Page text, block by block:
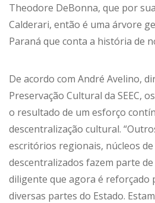
Theodore DeBonna, que por
Calderari, então é uma árvore
Paraná que conta a história de
De acordo com André Avelino,
Preservação Cultural da SEEC,
o resultado de um esforço
descentralização cultural.
escritórios regionais, núcleos
descentralizados fazem parte
diligente que agora é reforçado
diversas partes do Estado.